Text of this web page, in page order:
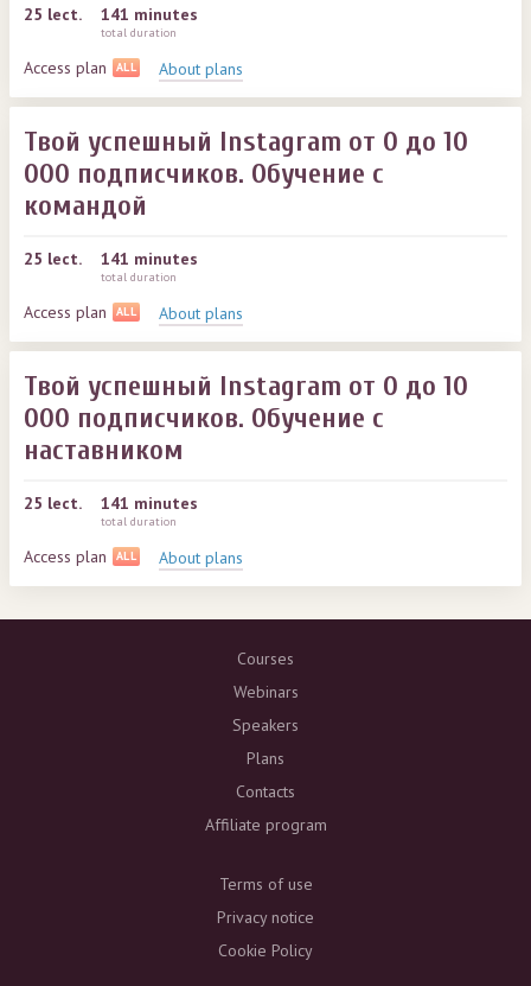
25 lect. 141 minutes
total duration
Access plan ALL About plans
Твой успешный Instagram от 0 до 10
000 подписчиков. Обучение с
командой
25 lect. 141 minutes
total duration
Access plan ALL About plans
Твой успешный Instagram от 0 до 10
000 подписчиков. Обучение с
наставником
25 lect. 141 minutes
total duration
Access plan ALL About plans
Courses
Webinars
Speakers
Plans
Contacts
Affiliate program
Terms of use
Privacy notice
Cookie Policy